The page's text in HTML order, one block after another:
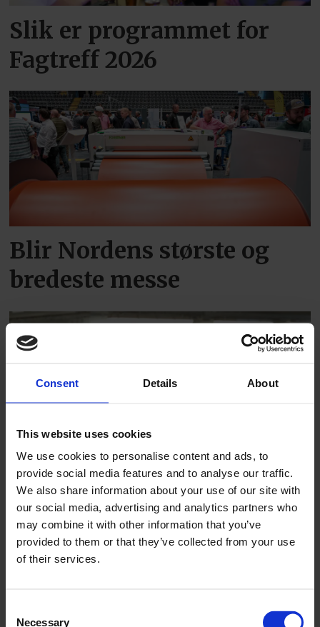
Consent Details About
This website uses cookies
We use cookies to personalise content and ads, to
provide social media features and to analyse our traffic.
We also share information about your use of our site with
our social media, advertising and analytics partners who
may combine it with other information that you’ve
provided to them or that they’ve collected from your use
of their services.
Necessary
Slik er programmet for
Fagtreff 2026
Blir Nordens største og
bredeste messe
Utreder eget fagbrev for
ventilasjonsmontør